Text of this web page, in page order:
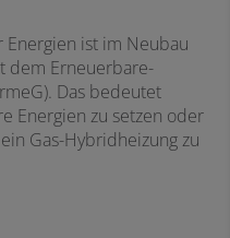
ist im Neubau
dem Erneuerbare-
Das bedeutet
Energien zu setzen oder
Gas-Hybridheizung zu